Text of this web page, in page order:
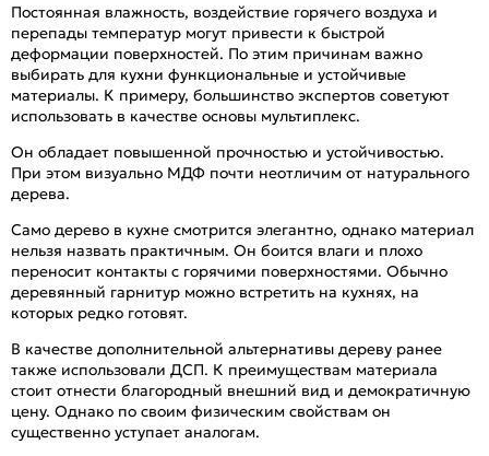
Постоянная влажность, воздействие горячего воздуха и
перепады температур могут привести к быстрой
деформации поверхностей. По этим причинам важно
выбирать для кухни функциональные и устойчивые
материалы. К примеру, большинство экспертов советуют
использовать в качестве основы мультиплекс.
Он обладает повышенной прочностью и устойчивостью.
При этом визуально МДФ почти неотличим от натурального
дерева.
Само дерево в кухне смотрится элегантно, однако материал
нельзя назвать практичным. Он боится влаги и плохо
переносит контакты с горячими поверхностями. Обычно
деревянный гарнитур можно встретить на кухнях, на
которых редко готовят.
В качестве дополнительной альтернативы дереву ранее
также использовали ДСП. К преимуществам материала
стоит отнести благородный внешний вид и демократичную
цену. Однако по своим физическим свойствам он
существенно уступает аналогам.